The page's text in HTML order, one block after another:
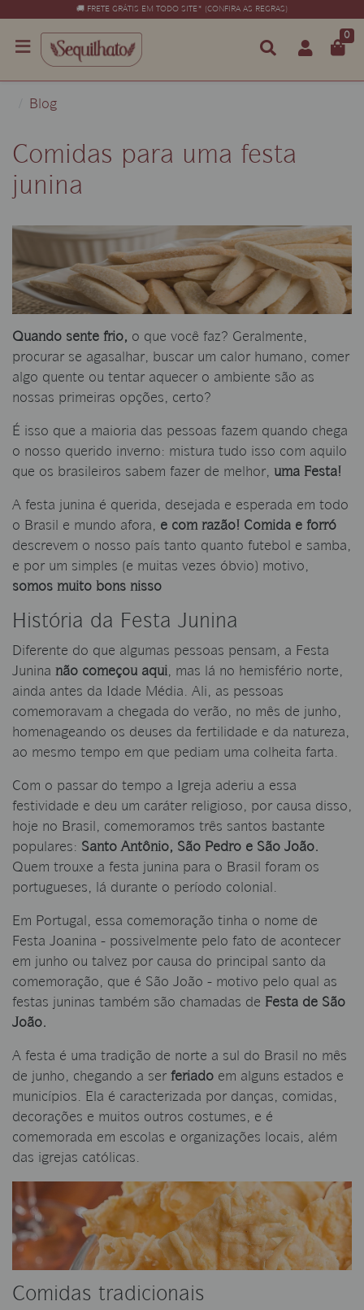
🚚 FRETE GRÁTIS EM TODO SITE* (CONFIRA AS REGRAS)
0
Blog
Comidas para uma festa
junina
Quando sente frio, o que você faz? Geralmente,
procurar se agasalhar, buscar um calor humano, comer
algo quente ou tentar aquecer o ambiente são as
nossas primeiras opções, certo?
É isso que a maioria das pessoas fazem quando chega
o nosso querido inverno: mistura tudo isso com aquilo
que os brasileiros sabem fazer de melhor, uma Festa!
A festa junina é querida, desejada e esperada em todo
o Brasil e mundo afora, e com razão! Comida e forró
descrevem o nosso país tanto quanto futebol e samba,
e por um simples (e muitas vezes óbvio) motivo,
somos muito bons nisso
História da Festa Junina
Diferente do que algumas pessoas pensam, a Festa
Junina não começou aqui, mas lá no hemisfério norte,
ainda antes da Idade Média. Ali, as pessoas
comemoravam a chegada do verão, no mês de junho,
homenageando os deuses da fertilidade e da natureza,
ao mesmo tempo em que pediam uma colheita farta.
Com o passar do tempo a Igreja aderiu a essa
festividade e deu um caráter religioso, por causa disso,
hoje no Brasil, comemoramos três santos bastante
populares: Santo Antônio, São Pedro e São João.
Quem trouxe a festa junina para o Brasil foram os
portugueses, lá durante o período colonial.
Em Portugal, essa comemoração tinha o nome de
Festa Joanina - possivelmente pelo fato de acontecer
em junho ou talvez por causa do principal santo da
comemoração, que é São João - motivo pelo qual as
festas juninas também são chamadas de Festa de São
João.
A festa é uma tradição de norte a sul do Brasil no mês
de junho, chegando a ser feriado em alguns estados e
municípios. Ela é caracterizada por danças, comidas,
decorações e muitos outros costumes, e é
comemorada em escolas e organizações locais, além
das igrejas católicas.
Comidas tradicionais